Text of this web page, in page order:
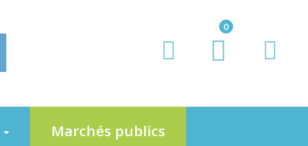
0
Marchés publics